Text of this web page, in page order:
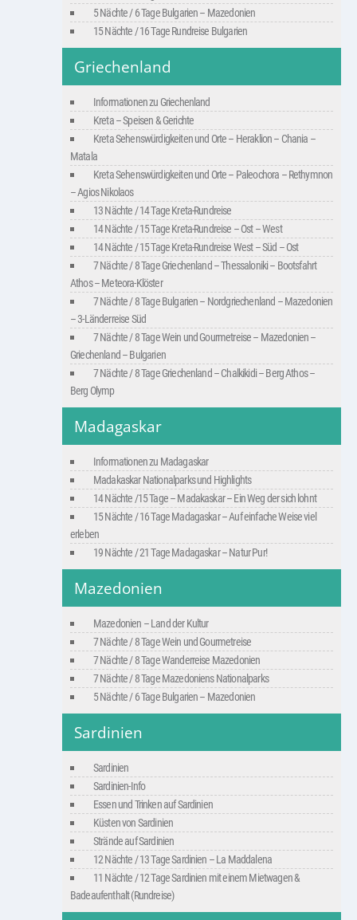
5 Nächte / 6 Tage Bulgarien – Mazedonien
15 Nächte / 16 Tage Rundreise Bulgarien
Griechenland
Informationen zu Griechenland
Kreta – Speisen & Gerichte
Kreta Sehenswürdigkeiten und Orte – Heraklion – Chania –
Matala
Kreta Sehenswürdigkeiten und Orte – Paleochora – Rethymnon
– Agios Nikolaos
13 Nächte / 14 Tage Kreta-Rundreise
14 Nächte / 15 Tage Kreta-Rundreise – Ost – West
14 Nächte / 15 Tage Kreta-Rundreise West – Süd – Ost
7 Nächte / 8 Tage Griechenland – Thessaloniki – Bootsfahrt
Athos – Meteora-Klöster
7 Nächte / 8 Tage Bulgarien – Nordgriechenland – Mazedonien
– 3-Länderreise Süd
7 Nächte / 8 Tage Wein und Gourmetreise – Mazedonien –
Griechenland – Bulgarien
7 Nächte / 8 Tage Griechenland – Chalkikidi – Berg Athos –
Berg Olymp
Madagaskar
Informationen zu Madagaskar
Madakaskar Nationalparks und Highlights
14 Nächte /15 Tage – Madakaskar – Ein Weg der sich lohnt
15 Nächte / 16 Tage Madagaskar – Auf einfache Weise viel
erleben
19 Nächte / 21 Tage Madagaskar – Natur Pur!
Mazedonien
Mazedonien – Land der Kultur
7 Nächte / 8 Tage Wein und Gourmetreise
7 Nächte / 8 Tage Wanderreise Mazedonien
7 Nächte / 8 Tage Mazedoniens Nationalparks
5 Nächte / 6 Tage Bulgarien – Mazedonien
Sardinien
Sardinien
Sardinien-Info
Essen und Trinken auf Sardinien
Küsten von Sardinien
Strände auf Sardinien
12 Nächte / 13 Tage Sardinien – La Maddalena
11 Nächte / 12 Tage Sardinien mit einem Mietwagen &
Badeaufenthalt (Rundreise)